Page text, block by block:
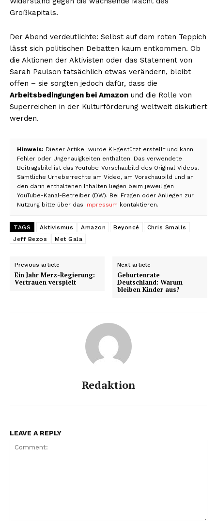
Großkapitals.
Der Abend verdeutlichte: Selbst auf dem roten Teppich
lässt sich politischen Debatten kaum entkommen. Ob
die Aktionen der Aktivisten oder das Statement von
Sarah Paulson tatsächlich etwas verändern, bleibt
offen – sie sorgten jedoch dafür, dass die
Arbeitsbedingungen bei Amazon und die Rolle von
Superreichen in der Kulturförderung weltweit diskutiert
werden.
Hinweis: Dieser Artikel wurde KI-gestützt erstellt und kann
Fehler oder Ungenauigkeiten enthalten. Das verwendete
Beitragsbild ist das YouTube-Vorschaubild des Original-Videos.
Sämtliche Urheberrechte am Video, am Vorschaubild und an
den darin enthaltenen Inhalten liegen beim jeweiligen
YouTube-Kanal-Betreiber (DW). Bei Fragen oder Anliegen zur
Nutzung bitte über das Impressum kontaktieren.
TAGS Aktivismus Amazon Beyoncé
Chris Smalls
Jeff Bezos
Met Gala
Previous article
Ein Jahr Merz-Regierung:
Vertrauen verspielt
Next article
Geburtenrate
Deutschland: Warum
bleiben Kinder aus?
Redaktion
LEAVE A REPLY